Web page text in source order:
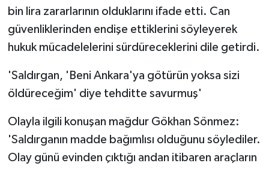
bin lira zararlarının olduklarını ifade etti. Can
güvenliklerinden endişe ettiklerini söyleyerek
hukuk mücadelelerini sürdüreceklerini dile getirdi.
'Saldırgan, 'Beni Ankara'ya götürün yoksa sizi
öldüreceğim' diye tehditte savurmuş'
Olayla ilgili konuşan mağdur Gökhan Sönmez:
'Saldırganın madde bağımlısı olduğunu söylediler.
Olay günü evinden çıktığı andan itibaren araçların